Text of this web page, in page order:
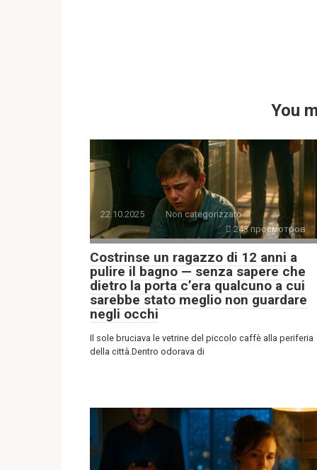
You
22.10.2025
Non categorizzato
243 просмотров
Costrinse un ragazzo di 12 anni a
pulire il bagno — senza sapere che
dietro la porta c’era qualcuno a cui
sarebbe stato meglio non guardare
negli occhi
Il sole bruciava le vetrine del piccolo caffè alla periferia
della città.Dentro odorava di